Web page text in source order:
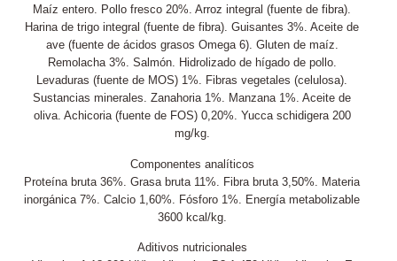
Maíz entero. Pollo fresco 20%. Arroz integral (fuente de fibra).
Harina de trigo integral (fuente de fibra). Guisantes 3%. Aceite de
ave (fuente de ácidos grasos Omega 6). Gluten de maíz.
Remolacha 3%. Salmón. Hidrolizado de hígado de pollo.
Levaduras (fuente de MOS) 1%. Fibras vegetales (celulosa).
Sustancias minerales. Zanahoria 1%. Manzana 1%. Aceite de
oliva. Achicoria (fuente de FOS) 0,20%. Yucca schidigera 200
mg/kg.
Componentes analíticos
Proteína bruta 36%. Grasa bruta 11%. Fibra bruta 3,50%. Materia
inorgánica 7%. Calcio 1,60%. Fósforo 1%. Energía metabolizable
3600 kcal/kg.
Aditivos nutricionales